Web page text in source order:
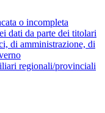
o incompleta
dati da parte dei titolari
di amministrazione, di
regionali/provinciali